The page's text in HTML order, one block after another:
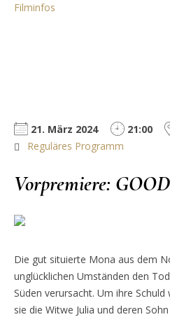
Filminfos
21. März 2024 21:00
Reguläres Programm
Vorpremiere:
Die gut situierte Mona aus dem
unglücklichen Umständen den
Süden verursacht. Um ihre
sie die Witwe Julia und deren